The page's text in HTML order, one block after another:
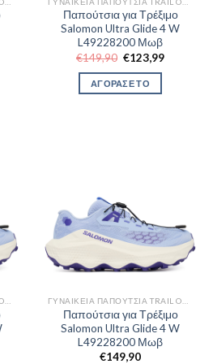
Παπούτσια για Τρέξιμο
Salomon Ultra Glide 4 W
L49228200 Μωβ
€149,90 Original
was:
€149,90.
€123,99Η
ΑΓΟΡΑΣΕ ΤΟ
Παπούτσια για Τρέξιμο
Salomon Ultra Glide 4 W
L49228200 Μωβ
€149,90